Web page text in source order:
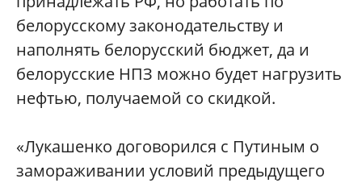
белорусскому законодательству и
наполнять белорусский бюджет, да и
белорусские НПЗ можно будет нагрузить
нефтью, получаемой со скидкой.
«Лукашенко договорился с Путиным о
замораживании условий предыдущего